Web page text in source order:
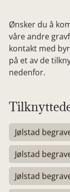
Ønsker du å
våre andre
kontakt med
på et av de
nedenfor.
Jølstad
Jølstad
Jølstad